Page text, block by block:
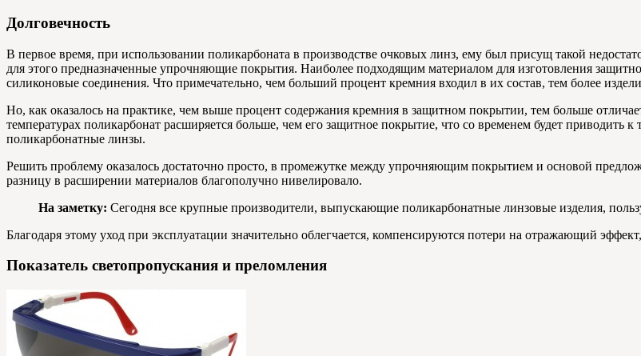
Долговечность
В первое время, при использовании поликарбоната в производстве очковых линз, ему был присущ такой
для этого предназначенные упрочняющие покрытия. Наиболее подходящим материалом для изготовления
силиконовые соединения. Что примечательно, чем больший процент кремния входил в их состав, тем более
Но, как оказалось на практике, чем выше процент содержания кремния в защитном покрытии, тем больше
температурах поликарбонат расширяется больше, чем его защитное покрытие, что со временем будет приводить к
поликарбонатные линзы.
Решить проблему оказалось достаточно просто, в промежутке между упрочняющим покрытием и основой
разницу в расширении материалов благополучно нивелировало.
На заметку: Сегодня все крупные производители, выпускающие поликарбонатные линзовые изделия,
Благодаря этому уход при эксплуатации значительно облегчается, компенсируются потери на отражающий
Показатель светопропускания и преломления